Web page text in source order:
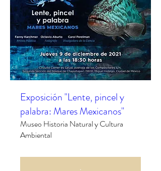
Exposición "Lente, pincel y
palabra: Mares Mexicanos"
Museo Historia Natural y Cultura
Ambiental
.